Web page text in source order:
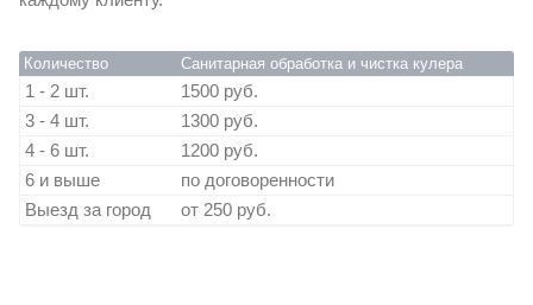
Количество Санитарная обработка и чистка кулера
1 - 2 шт.
1500 руб.
3 - 4 шт.
1300 руб.
4 - 6 шт.
1200 руб.
6 и выше
по договоренности
Выезд за город
от 250 руб.